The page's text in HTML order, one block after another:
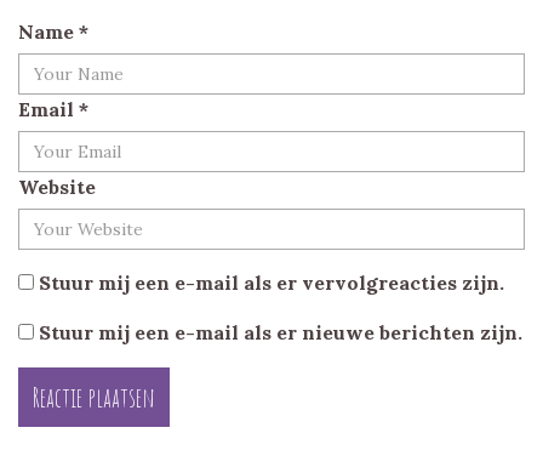
Name *
Email *
Website
Stuur mij een e-mail als er vervolgreacties zijn.
Stuur mij een e-mail als er nieuwe berichten zijn.